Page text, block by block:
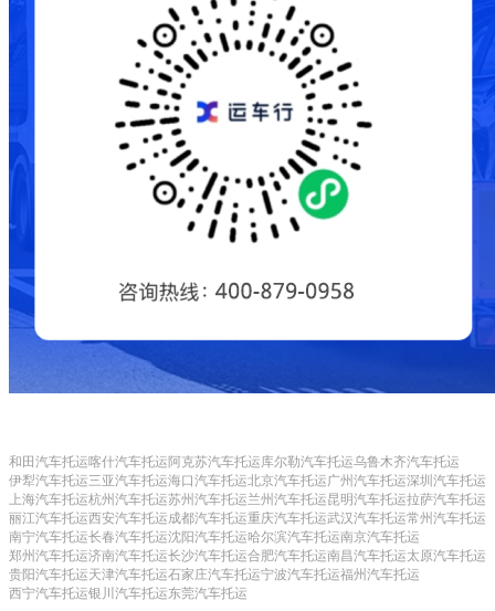
和田汽车托运喀什汽车托运阿克苏汽车托运库尔勒汽车托运乌鲁木齐汽车托运
伊犁汽车托运三亚汽车托运海口汽车托运北京汽车托运广州汽车托运深圳汽车托运
上海汽车托运杭州汽车托运苏州汽车托运兰州汽车托运昆明汽车托运拉萨汽车托运
丽江汽车托运西安汽车托运成都汽车托运重庆汽车托运武汉汽车托运常州汽车托运
南宁汽车托运长春汽车托运沈阳汽车托运哈尔滨汽车托运南京汽车托运
郑州汽车托运济南汽车托运长沙汽车托运合肥汽车托运南昌汽车托运太原汽车托运
贵阳汽车托运天津汽车托运石家庄汽车托运宁波汽车托运福州汽车托运
西宁汽车托运银川汽车托运东莞汽车托运